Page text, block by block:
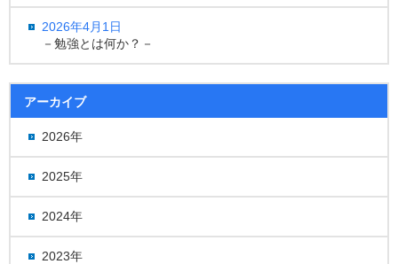
2026年4月1日
－勉強とは何か？－
アーカイブ
2026年
2025年
2024年
2023年